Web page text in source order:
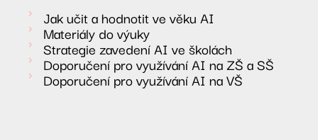
Jak učit a hodnotit ve věku AI
Materiály do výuky
Strategie zavedení AI ve školách
Doporučení pro využívání AI na ZŠ a SŠ
Doporučení pro využívání AI na VŠ